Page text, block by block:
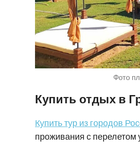
Фото
Купить отдых в
Купить тур из городов
проживания с